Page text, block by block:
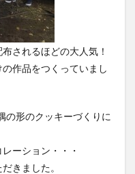
されるほどの大人気！
作品をつくっていまし
の形のクッキーづくりに
ーション・・・
きました。